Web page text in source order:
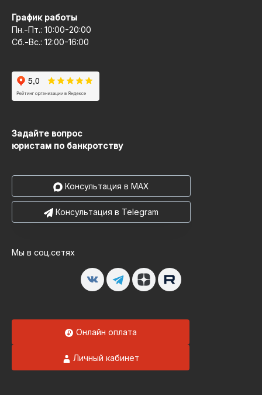
График работы
Пн.-Пт.: 10:00-20:00
Сб.-Вс.: 12:00-16:00
Задайте вопрос
юристам по банкротству
Консультация в MAX
Консультация в Telegram
Мы в соц.сетях
Онлайн оплата
Личный кабинет